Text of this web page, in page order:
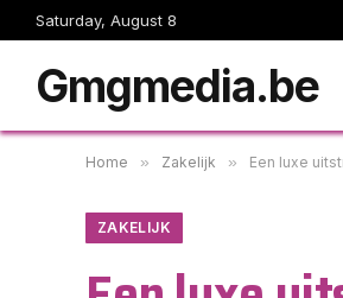
Saturday, August 8
Gmgmedia.be
Home » Zakelijk » Een luxe
ZAKELIJK